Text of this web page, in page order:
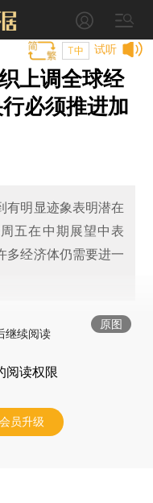
试听
T中
上调全球经
必须推进加
有明显迹象表明潜在
五在中期展望中表
多经济体仍需要进一
原图
继续阅读
阅读权限
员升级